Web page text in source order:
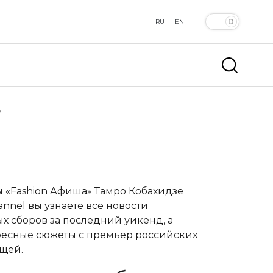
RU EN
«Fashion Афиша»Тамро Кобахидзе
вы узнаете все новости
сборов за последний уикенд, а
сюжеты с премьер российских